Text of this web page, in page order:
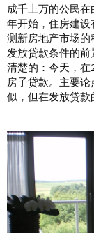
成千上万的公民
年开始，住房建
测新房地产市场
发放贷款条件的
清楚的：今天，
房子贷款。主要
似，但在发放贷款